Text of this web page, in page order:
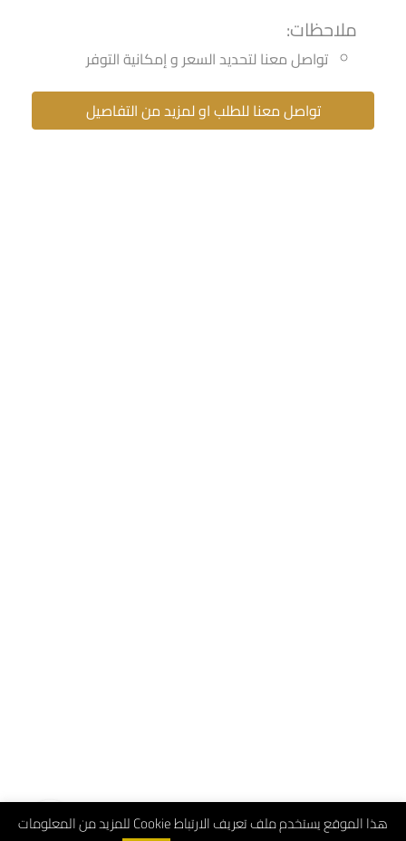
ملاحظات:
تواصل معنا لتحديد السعر و إمكانية التوفر
تواصل معنا للطلب او لمزيد من التفاصيل
هذا الموقع يستخدم ملف تعريف الارتباط Cookie للمزيد من المعلومات